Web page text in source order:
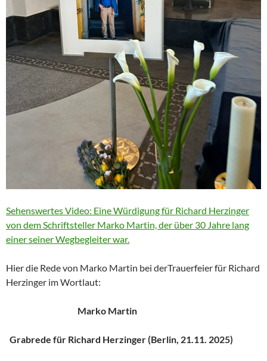
Sehenswertes Video: Eine Würdigung für Richard Herzinger
von dem Schriftsteller Marko Martin, der über 30 Jahre lang
einer seiner Wegbegleiter war.
Hier die Rede von Marko Martin bei derTrauerfeier für Richard
Herzinger im Wortlaut:
Marko Martin
Grabrede für Richard Herzinger (Berlin, 21.11. 2025)